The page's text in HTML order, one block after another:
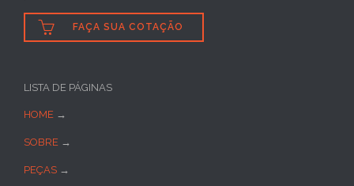
 FAÇA SUA COTAÇÃO
LISTA DE PÁGINAS
HOME →
SOBRE →
PEÇAS →